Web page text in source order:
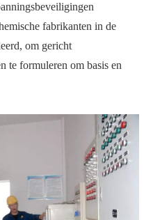
fabrikanten in de
om gericht
te formuleren om basis en